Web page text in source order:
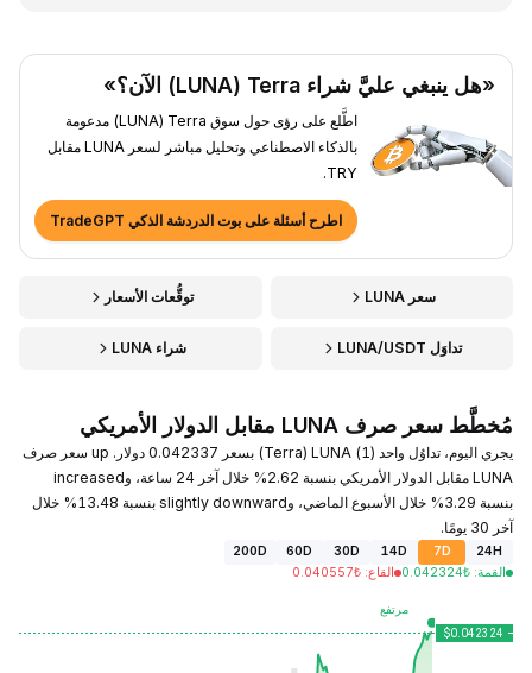
«هل ينبغي عليَّ شراء Terra ‏(LUNA) الآن؟»
اطَّلع على رؤى حول سوق Terra ‏(LUNA) مدعومة
بالذكاء الاصطناعي وتحليل مباشر لسعر LUNA مقابل
TRY.
اطرح أسئلة على بوت الدردشة الذكي TradeGPT
سعر LUNA توقُّعات الأسعار
تداوَل LUNA/USDT شراء LUNA
مُخطَّط سعر صرف LUNA مقابل الدولار الأمريكي
يجري اليوم، تداوُل واحد (1) LUNA ‏(Terra) بسعر 0.042337 دولار. up سعر صرف
LUNA مقابل الدولار الأمريكي بنسبة 2.62% خلال آخر 24 ساعة، وincreased
بنسبة 3.29% خلال الأسبوع الماضي، وslightly downward بنسبة 13.48% خلال
آخر 30 يومًا.
24H
7D
14D
30D
60D
200D
القمة:
₺
0.042324 القاع:
₺
0.040557